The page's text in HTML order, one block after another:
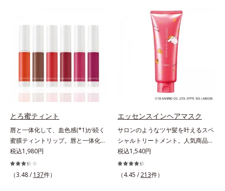
なのにピタッと密着し、肌悩み
叶えるのは、微細で均一なカバー粉
なくフィットするから。粉体の表面
にダマ防止の特殊コーティングを施
すことで、カバー粉体は薄く・均一
に凹凸へフィット。毛穴や色ムラを
カバーしながら自然な仕上がりを叶
えます。また、ファンデーションを
つけている間に保湿成分が肌へ浸透
(*2)するスキンコンディショニング
す。年齢肌による黄ぐすみや血色の
悪さに対応した色設計で、白浮きせ
ずパッと明るい印象を叶えます。こ
れ1本で、日中美容クリーム・日焼
け止め・化粧下地・カラーコントロ
ール・コンシーラー・パウダー・フ
ァンデーションの7役を兼ねる多機
能BB。慌ただしい朝でもパパッと
塗るだけで、厚塗り感のない、自然
なツヤめきのある美肌に整えます。
*1 年齢を重ねた肌*2 オルビス内BB
クリームのカバー力
とろ蜜ティント
唇と一体化して、血色感(*1)が続く
蜜膜ティントリップ。唇と一体化し
て色落ちしにくいティント処方とう
るおいを両立した、ティントリップ
です。色が長時間唇に密着するオイ
税込1,980円
（3.48 / 137件）
エッセンスインヘアマスク
サロンのようなツヤ髪を叶えるスペ
シャルトリートメント。人気商品
「エッセンスインヘアミルク」と同
じシリーズの、お風呂で美しいツヤ
髪を叶えるスペシャルヘアマスクで
税込1,540円
（4.45 /213件）